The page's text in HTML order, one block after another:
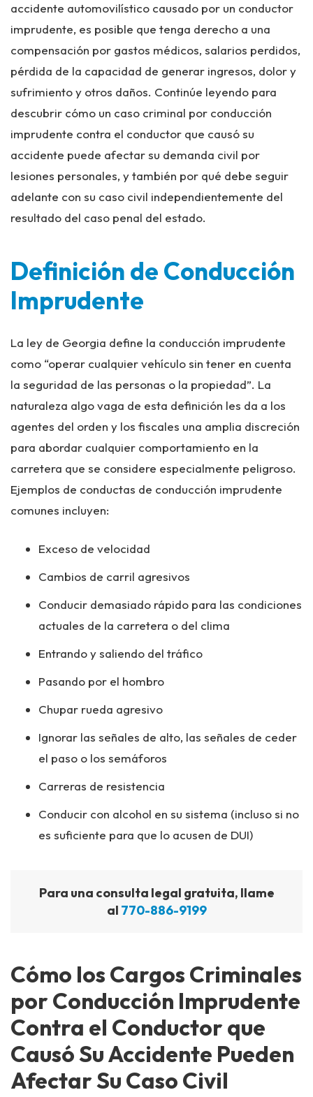
accidente automovilístico causado por un conductor
imprudente, es posible que tenga derecho a una
compensación por gastos médicos, salarios perdidos,
pérdida de la capacidad de generar ingresos, dolor y
sufrimiento y otros daños. Continúe leyendo para
descubrir cómo un caso criminal por conducción
imprudente contra el conductor que causó su
accidente puede afectar su demanda civil por
lesiones personales, y también por qué debe seguir
adelante con su caso civil independientemente del
resultado del caso penal del estado.
Definición de Conducción
Imprudente
La ley de Georgia define la conducción imprudente
como “operar cualquier vehículo sin tener en cuenta
la seguridad de las personas o la propiedad”. La
naturaleza algo vaga de esta definición les da a los
agentes del orden y los fiscales una amplia discreción
para abordar cualquier comportamiento en la
carretera que se considere especialmente peligroso.
Ejemplos de conductas de conducción imprudente
comunes incluyen:
Exceso de velocidad
Cambios de carril agresivos
Conducir demasiado rápido para las condiciones
actuales de la carretera o del clima
Entrando y saliendo del tráfico
Pasando por el hombro
Chupar rueda agresivo
Ignorar las señales de alto, las señales de ceder
el paso o los semáforos
Carreras de resistencia
Conducir con alcohol en su sistema (incluso si no
es suficiente para que lo acusen de DUI)
Para una consulta legal gratuita, llame
al 770-886-9199
Cómo los Cargos Criminales
por Conducción Imprudente
Contra el Conductor que
Causó Su Accidente Pueden
Afectar Su Caso Civil